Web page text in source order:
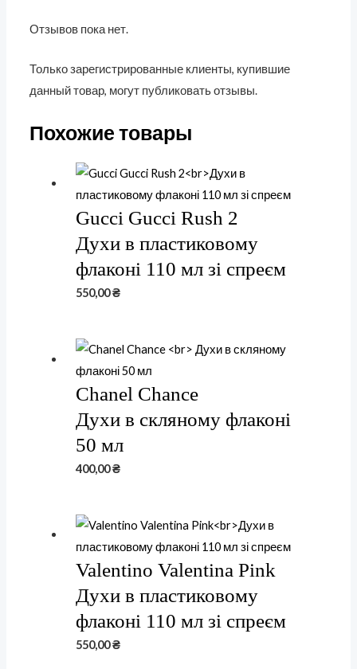
Отзывов пока нет.
Только зарегистрированные клиенты, купившие
данный товар, могут публиковать отзывы.
Похожие товары
Gucci Gucci Rush 2
Духи в пластиковому
флаконі 110 мл зі спреєм
550,00₴
Chanel Chance
Духи в скляному флаконі
50 мл
400,00₴
Valentino Valentina Pink
Духи в пластиковому
флаконі 110 мл зі спреєм
550,00₴